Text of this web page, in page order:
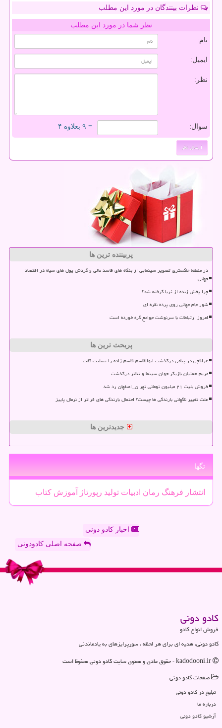
نظرات بینندگان در مورد این مطلب
نظر شما در مورد این مطلب
نام:
ایمیل:
نظر:
سوال: = ۹ بعلاوه ۴
پربیننده ترین ها
در منطقه خاکستری تصویر سینمایی از بنگاه های فاسد مالی و گردش پول های سیاه در اقتصاد
جهانی
چرا پخش زنده از ثریا گرفته شد؟
شور جام جهانی روی پرده نقره ای
امروز ارتباطات با سرنوشت جوامع گره خورده است
پربحث ترین ها
عراقچی در پیامی درگذشت ابوالقاسم قاسم زاده را تسلیت گفت
مریم همتیان بازیگر جوان سینما و تئاتر درگذشت
فروش بلیت ۲۱ میلیون تومانی تهران_اصفهان رد شد
علت تغییر ناگهانی بارندگی ها چیست؟ احتمال بارندگی های فراتر از نرمال پاییز
جدیدترین ها
تگها
انتشار فرهنگ رمان ادبیات تولید رپورتاژ آموزش كتاب
اخبار کادو دونی
صفحه اصلی کادودونی
كادو دونی
فروش انواع کادو
کادو دونی، هدیه ای برای هر لحظه ، سورپرایزهای به یادماندنی
صفحات كادو دونی
تبلیغ در كادو دونی
درباره ما
آرشیو كادو دونی